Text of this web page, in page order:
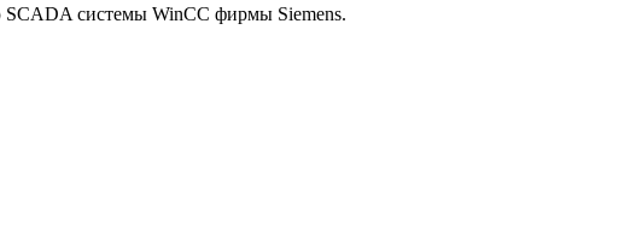
SCADA системы WinCC фирмы Siemens.